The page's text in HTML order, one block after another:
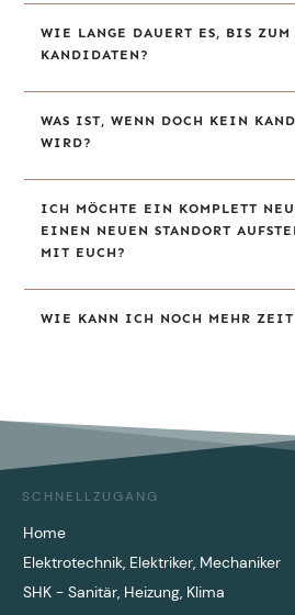
WIE LANGE DAUERT ES, BIS ZUM
KANDIDATEN?
WAS IST, WENN DOCH KEIN
WIRD?
ICH MÖCHTE EIN KOMPLETT
EINEN NEUEN STANDORT
MIT EUCH?
WIE KANN ICH NOCH MEHR ZEIT
SCHNELLZUGANG
Home
Elektrotechnik, Elektriker, Mechaniker
SHK - Sanitär, Heizung, Klima